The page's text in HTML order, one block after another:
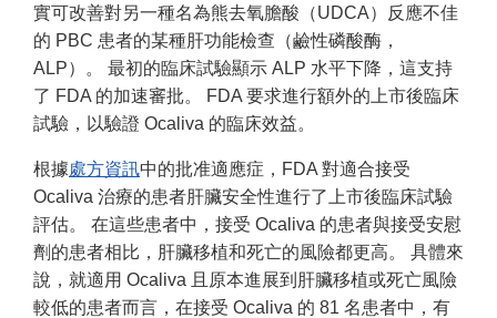
實可改善對另一種名為熊去氧膽酸（UDCA）反應不佳
的 PBC 患者的某種肝功能檢查（鹼性磷酸酶，
ALP）。 最初的臨床試驗顯示 ALP 水平下降，這支持
了 FDA 的加速審批。 FDA 要求進行額外的上市後臨床
試驗，以驗證 Ocaliva 的臨床效益。
根據處方資訊中的批准適應症，FDA 對適合接受
Ocaliva 治療的患者肝臟安全性進行了上市後臨床試驗
評估。 在這些患者中，接受 Ocaliva 的患者與接受安慰
劑的患者相比，肝臟移植和死亡的風險都更高。 具體來
說，就適用 Ocaliva 且原本進展到肝臟移植或死亡風險
較低的患者而言，在接受 Ocaliva 的 81 名患者中，有